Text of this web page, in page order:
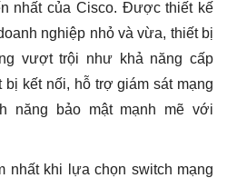
nhất của Cisco. Được thiết kế
nghiệp nhỏ và vừa, thiết bị
vượt trội như khả năng cấp
bị kết nối, hỗ trợ giám sát mạng
năng bảo mật mạnh mẽ với
nhất khi lựa chọn switch mạng